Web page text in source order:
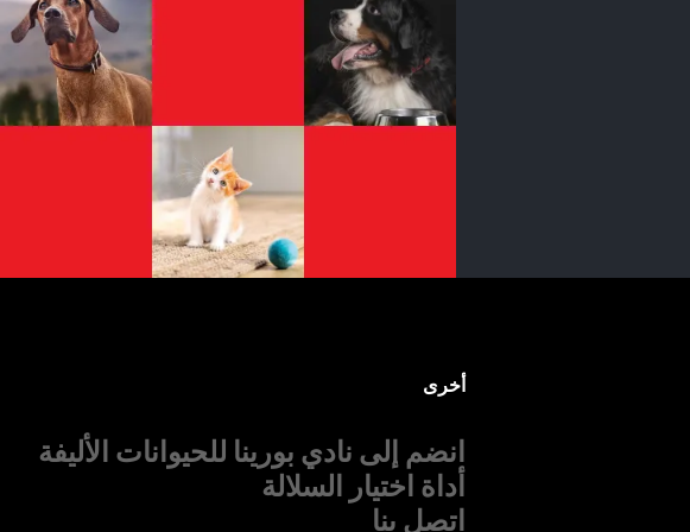
أخرى
انضم إلى نادي بورينا للحيوانات الأليفة
أداة اختيار السلالة
اتصل بنا